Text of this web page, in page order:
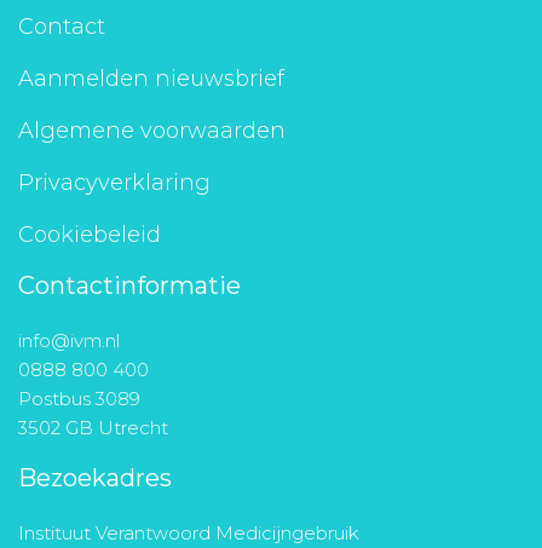
Contact
Aanmelden nieuwsbrief
Algemene voorwaarden
Privacyverklaring
Cookiebeleid
Contactinformatie
info@ivm.nl
0888 800 400
Postbus 3089
3502 GB Utrecht
Bezoekadres
Instituut Verantwoord Medicijngebruik